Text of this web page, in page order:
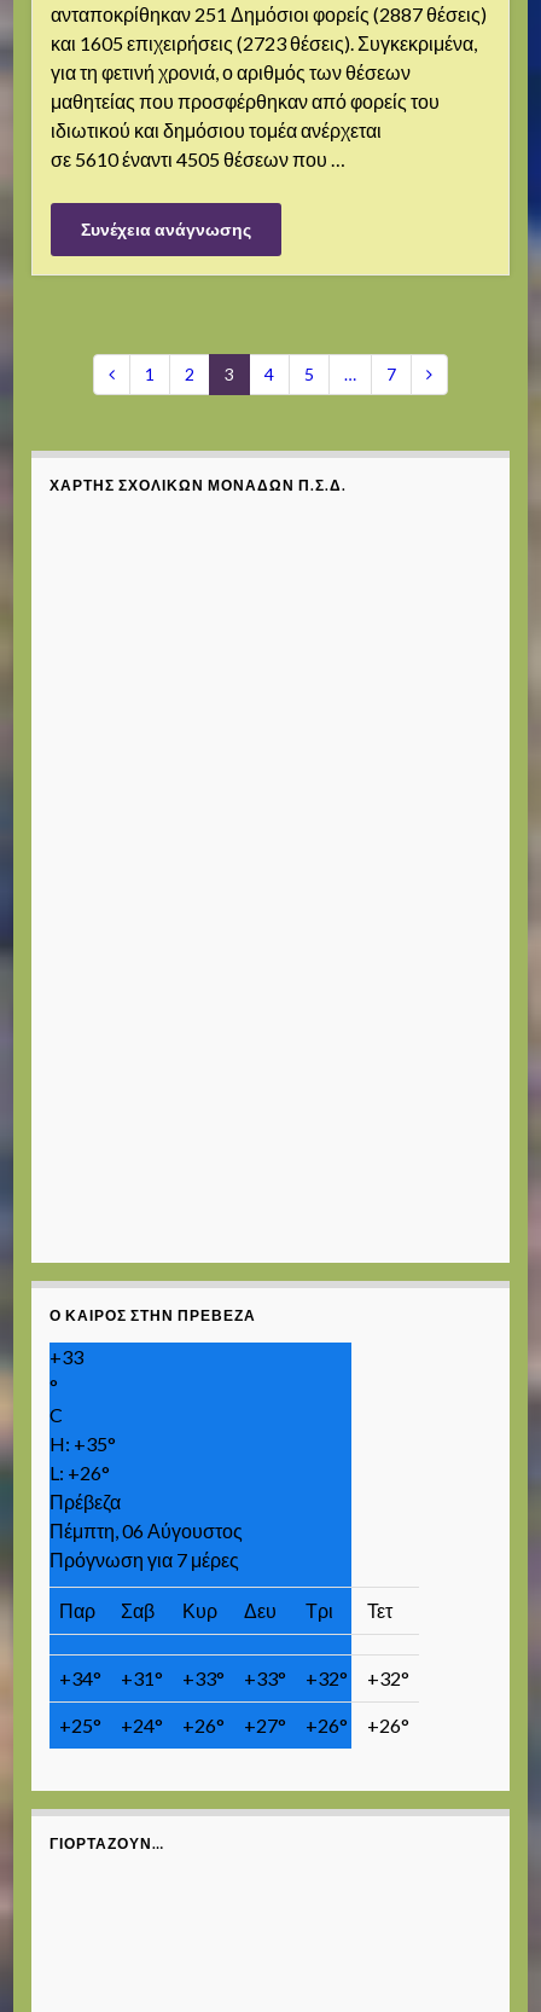
ανταποκρίθηκαν 251 Δημόσιοι φορείς (2887 θέσεις)
και 1605 επιχειρήσεις (2723 θέσεις). Συγκεκριμένα,
για τη φετινή χρονιά, ο αριθμός των θέσεων
μαθητείας που προσφέρθηκαν από φορείς του
ιδιωτικού και δημόσιου τομέα ανέρχεται
σε 5610 έναντι 4505 θέσεων που …
Συνέχεια ανάγνωσης
1 2 3 4 5 … 7
ΧΆΡΤΗΣ ΣΧΟΛΙΚΏΝ ΜΟΝΆΔΩΝ Π.Σ.Δ.
Ο ΚΑΙΡΌΣ ΣΤΗΝ ΠΡΈΒΕΖΑ
+33
°
C
H: +35°
L: +26°
Πρέβεζα
Πέμπτη, 06 Αύγουστος
Πρόγνωση για 7 μέρες
Παρ Σαβ Κυρ Δευ Τρι Τετ
+34° +31° +33° +33° +32° +32°
+25° +24° +26° +27° +26° +26°
ΓΙΟΡΤΆΖΟΥΝ…